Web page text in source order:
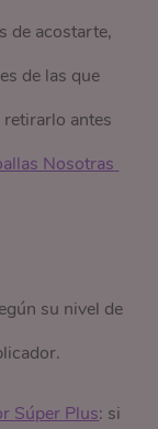
de acostarte,
de las que
antes
Nosotras
su nivel de
Súper Plus: si